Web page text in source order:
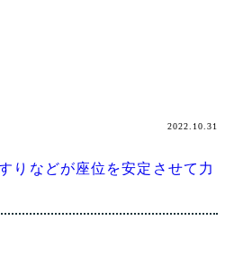
りなどが座位を安定させて力
2022.10.31